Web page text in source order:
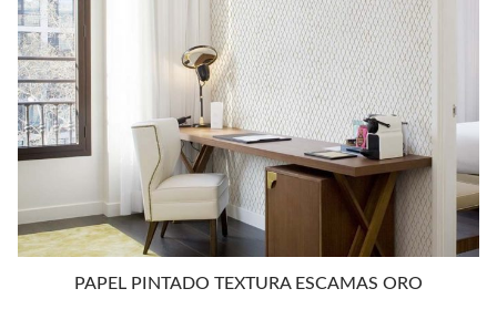
PAPEL PINTADO TEXTURA ESCAMAS ORO